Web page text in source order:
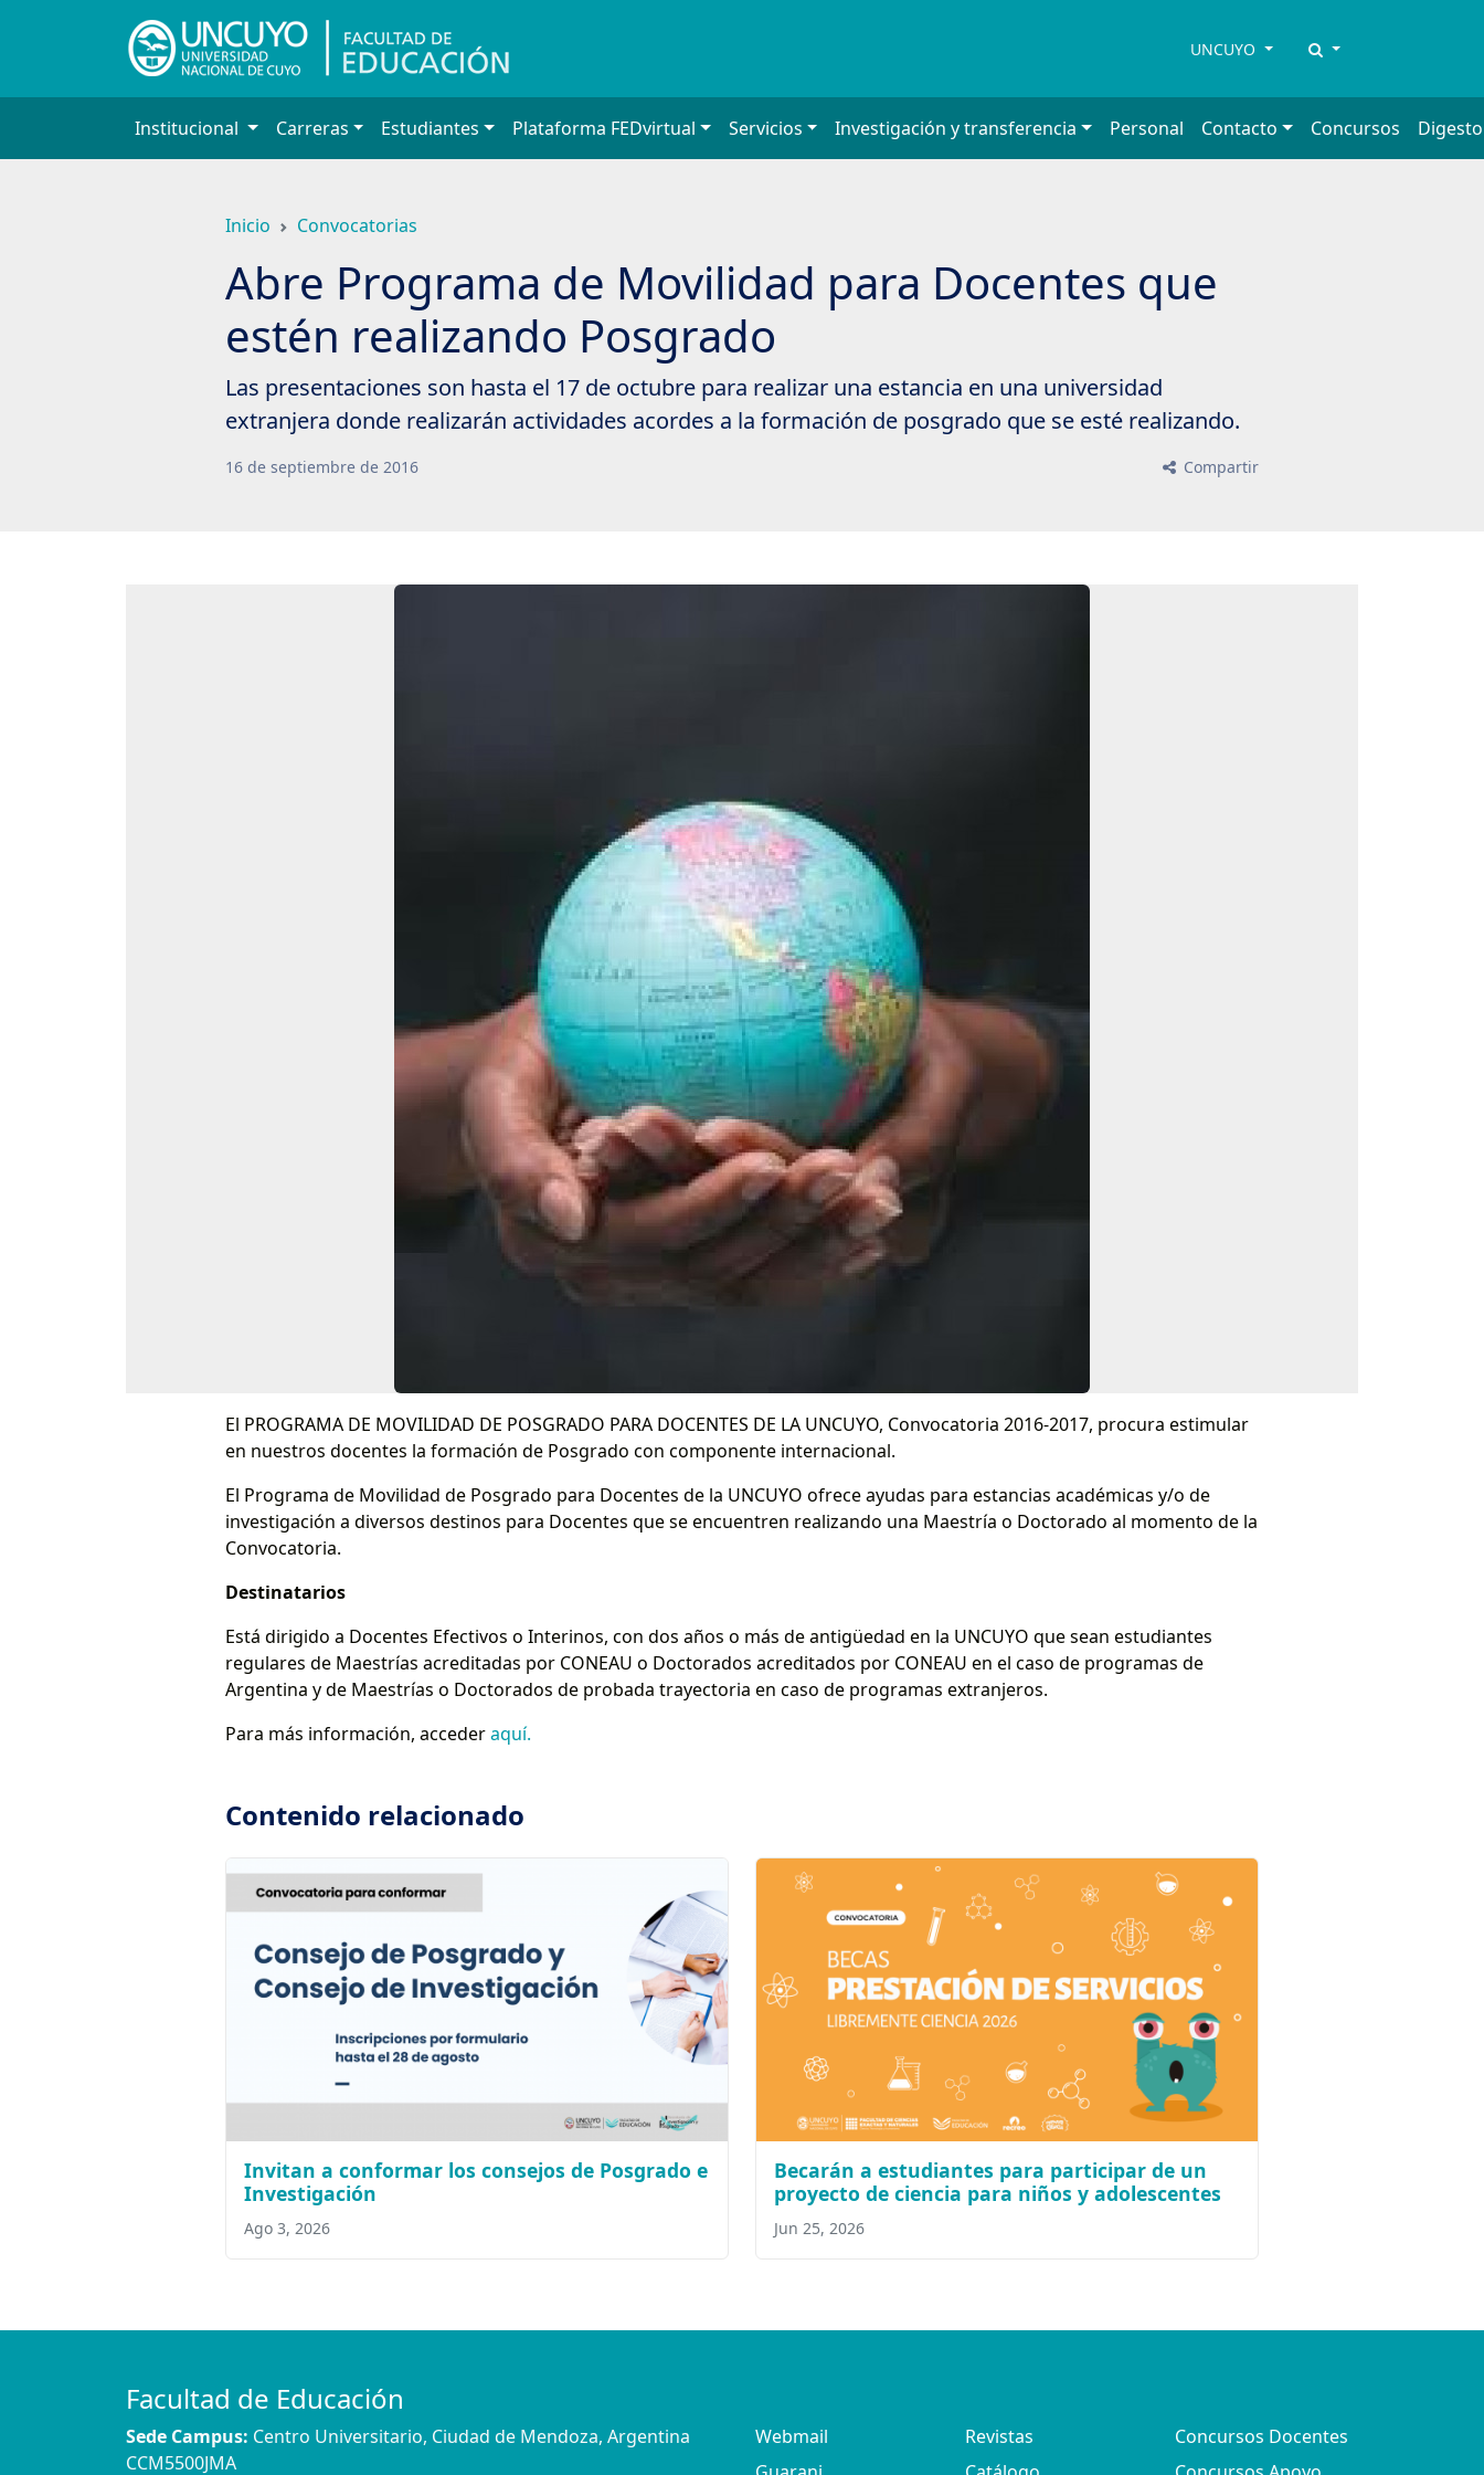
principal
UNCUYO
Institucional Carreras Estudiantes Plataforma FEDvirtual Servicios Investigación y transferencia Personal Contacto Concursos Digesto
Inicio Convocatorias
Abre Programa de Movilidad para Docentes que
estén realizando Posgrado
Las presentaciones son hasta el 17 de octubre para realizar una estancia en una universidad
extranjera donde realizarán actividades acordes a la formación de posgrado que se esté realizando.
16 de septiembre de 2016 Compartir
El PROGRAMA DE MOVILIDAD DE POSGRADO PARA DOCENTES DE LA UNCUYO, Convocatoria 2016-2017, procura estimular
en nuestros docentes la formación de Posgrado con componente internacional.
El Programa de Movilidad de Posgrado para Docentes de la UNCUYO ofrece ayudas para estancias académicas y/o de
investigación a diversos destinos para Docentes que se encuentren realizando una Maestría o Doctorado al momento de la
Convocatoria.
Destinatarios
Está dirigido a Docentes Efectivos o Interinos, con dos años o más de antigüedad en la UNCUYO que sean estudiantes
regulares de Maestrías acreditadas por CONEAU o Doctorados acreditados por CONEAU en el caso de programas de
Argentina y de Maestrías o Doctorados de probada trayectoria en caso de programas extranjeros.
Para más información, accederaquí.
Contenido relacionado
Invitan a conformar los consejos de Posgrado e
Investigación
Ago 3, 2026
Becarán a estudiantes para participar de un
proyecto de ciencia para niños y adolescentes
Jun 25, 2026
Facultad de Educación
Sede Campus: Centro Universitario, Ciudad de Mendoza, Argentina
CCM5500JMA
Webmail
Revistas
Concursos Docentes